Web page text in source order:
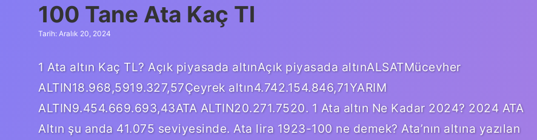
100 Tane Ata Kaç Tl
Tarih: Aralık 20, 2024
1 Ata altın Kaç TL? Açık piyasada altınAçık piyasada altınALSATMücevher
ALTIN18.968,5919.327,57Çeyrek altın4.742.154.846,71YARIM
ALTIN9.454.669.693,43ATA ALTIN20.271.7520. 1 Ata altın Ne Kadar 2024? 2024 ATA
Altın şu anda 41.075 seviyesinde. Ata lira 1923-100 ne demek? Ata’nın altına yazılan